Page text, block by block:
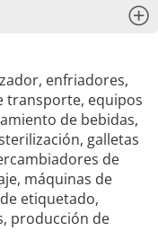
enfriadores,
transporte, equipos
de bebidas,
galletas
de
máquinas de
etiquetado,
producción de